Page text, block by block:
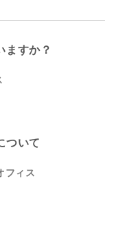
ますか？
ついて
フィス